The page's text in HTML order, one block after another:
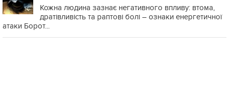
Кожна людина зазнає негативного впливу: втома,
дратівливість та раптові болі – ознаки енергетичної
атаки Борот...